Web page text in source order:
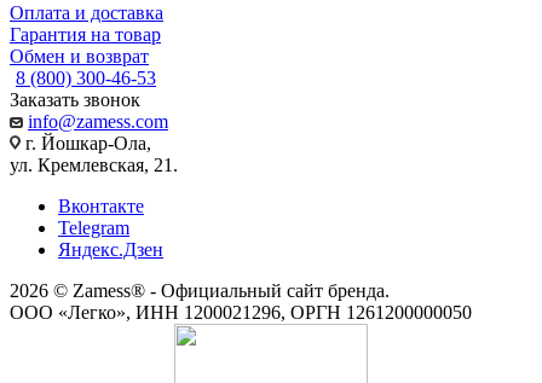
Оплата и доставка
Гарантия на товар
Обмен и возврат
8 (800) 300-46-53
Заказать звонок
info@zamess.com
г. Йошкар-Ола,
ул. Кремлевская, 21.
Вконтакте
Telegram
Яндекс.Дзен
2026 © Zamess® - Официальный сайт бренда.
ООО «Легко», ИНН 1200021296, ОРГН 1261200000050